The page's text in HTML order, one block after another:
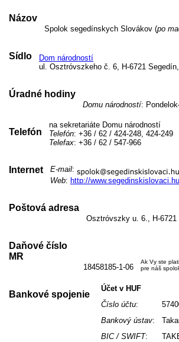
Názov
Spolok segedínskych Slovákov (po
Sídlo
Dom národností
ul. Osztróvszkeho č. 6, H-6721
Úradné hodiny
Domu národností:
Telefón
na sekretariáte Domu národností
Telefón: +36 / 62 / 424-248, 424-249
Telefax: +36 / 62 / 547-966
Internet E-mail:
Web: http://
Poštová adresa
Osztróvszky u. 6., H-
Daňové číslo
MR
18458185-1-06
Ak Vy ste
pre náš
Bankové spojenie
Účet v HUF
Číslo účtu:
Bankový ústav:
BIC / SWIFT: